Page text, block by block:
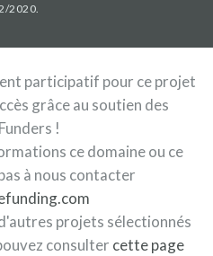
2020.
participatif pour ce projet
grâce au soutien des
!
ce domaine ou ce
à nous contacter
projets sélectionnés
consulter cette page